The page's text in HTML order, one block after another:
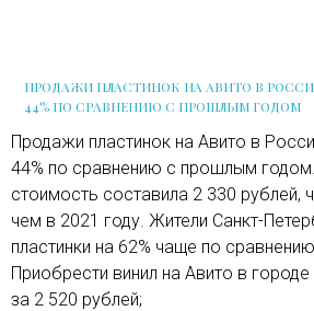
ПРОДАЖИ ПЛАСТИНОК НА АВИТО В
44% ПО СРАВНЕНИЮ С ПРОШЛЫМ ГОДОМ
Продажи пластинок на Авито в
44% по сравнению с прошлым
стоимость составила 2 330 рублей,
чем в 2021 году. Жители Санкт-
пластинки на 62% чаще по
Приобрести винил на Авито в
за 2 520 рублей;